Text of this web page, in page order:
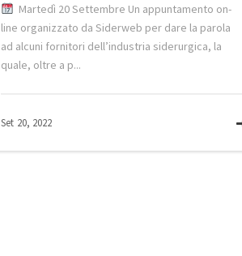
Martedì 20 Settembre Un appuntamento on-
line organizzato da Siderweb per dare la parola
ad alcuni fornitori dell’industria siderurgica, la
quale, oltre a p...
Set 20, 2022